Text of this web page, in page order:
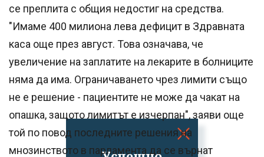
се преплита с общия недостиг на средства.
"Имаме 400 милиона лева дефицит в Здравната
каса още през август. Това означава, че
увеличение на заплатите на лекарите в болниците
няма да има. Ограничаването чрез лимити също
не е решение - пациентите не може да чакат на
опашка, защото лимитът е изчерпан", заяви още
той по повод последните решения на
мнозинството в парламента да се върнат